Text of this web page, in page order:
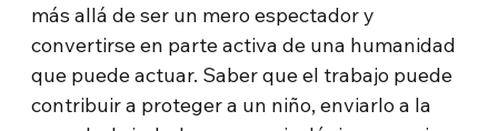
más allá de ser un mero espectador y
convertirse en parte activa de una humanidad
que puede actuar. Saber que el trabajo puede
contribuir a proteger a un niño, enviarlo a la